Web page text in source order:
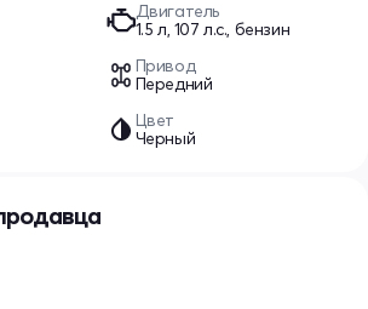
Двигатель
1.5 л, 107 л.с., бензин
Привод
Передний
Цвет
Черный